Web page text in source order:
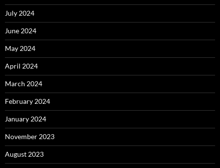
July 2024
June 2024
May 2024
April 2024
March 2024
February 2024
January 2024
November 2023
August 2023